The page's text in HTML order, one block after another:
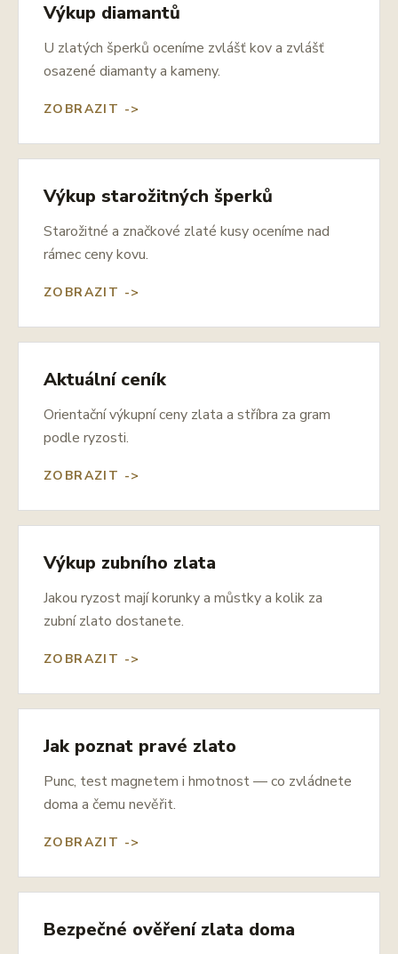
Výkup diamantů
U zlatých šperků oceníme zvlášť kov a zvlášť
osazené diamanty a kameny.
ZOBRAZIT ->
Výkup starožitných šperků
Starožitné a značkové zlaté kusy oceníme nad
rámec ceny kovu.
ZOBRAZIT ->
Aktuální ceník
Orientační výkupní ceny zlata a stříbra za gram
podle ryzosti.
ZOBRAZIT ->
Výkup zubního zlata
Jakou ryzost mají korunky a můstky a kolik za
zubní zlato dostanete.
ZOBRAZIT ->
Jak poznat pravé zlato
Punc, test magnetem i hmotnost — co zvládnete
doma a čemu nevěřit.
ZOBRAZIT ->
Bezpečné ověření zlata doma